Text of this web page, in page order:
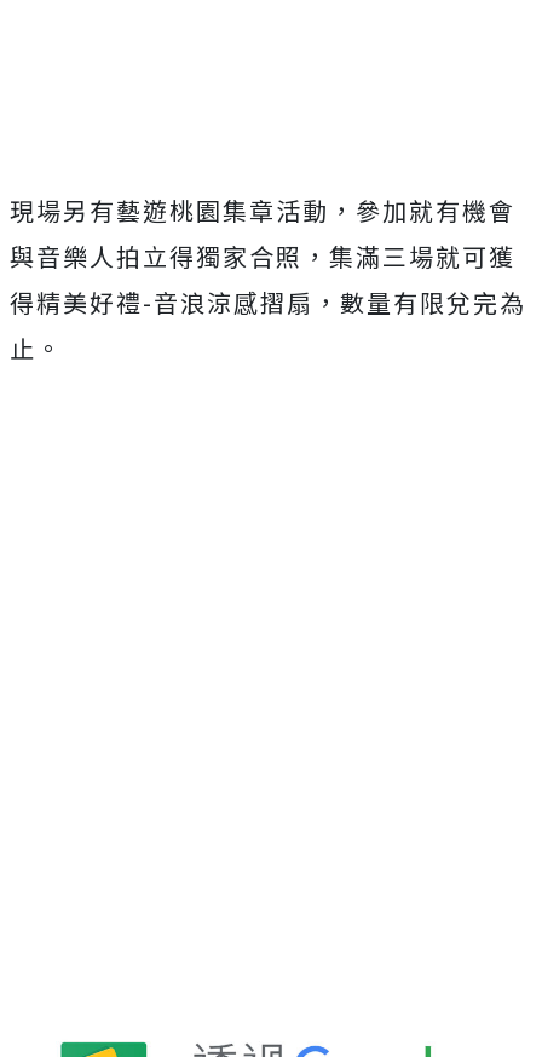
現場另有藝遊桃園集章活動，參加就有機會
與音樂人拍立得獨家合照 ，集滿三場就可獲
得精美好禮-音浪涼感摺扇，數量有限兌完為
止。